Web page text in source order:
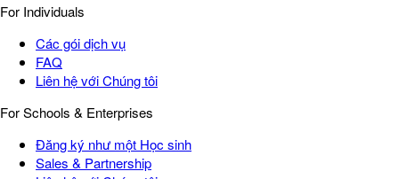
For Individuals
Các gói dịch vụ
FAQ
Liên hệ với Chúng tôi
For Schools & Enterprises
Đăng ký như một Học sinh
Sales & Partnership